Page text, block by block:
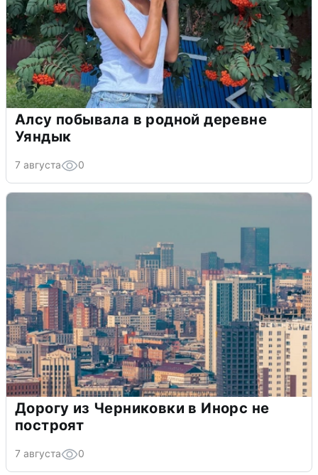
Алсу побывала в родной деревне
Уяндык
7 августа 0
Дорогу из Черниковки в Инорс не
построят
7 августа 0